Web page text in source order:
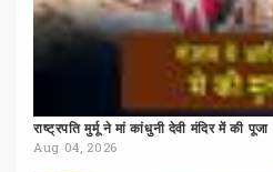
राष्ट्रपति मुर्मू ने मां कांधुनी देवी मंदिर में की पूजा
Aug 04, 2026